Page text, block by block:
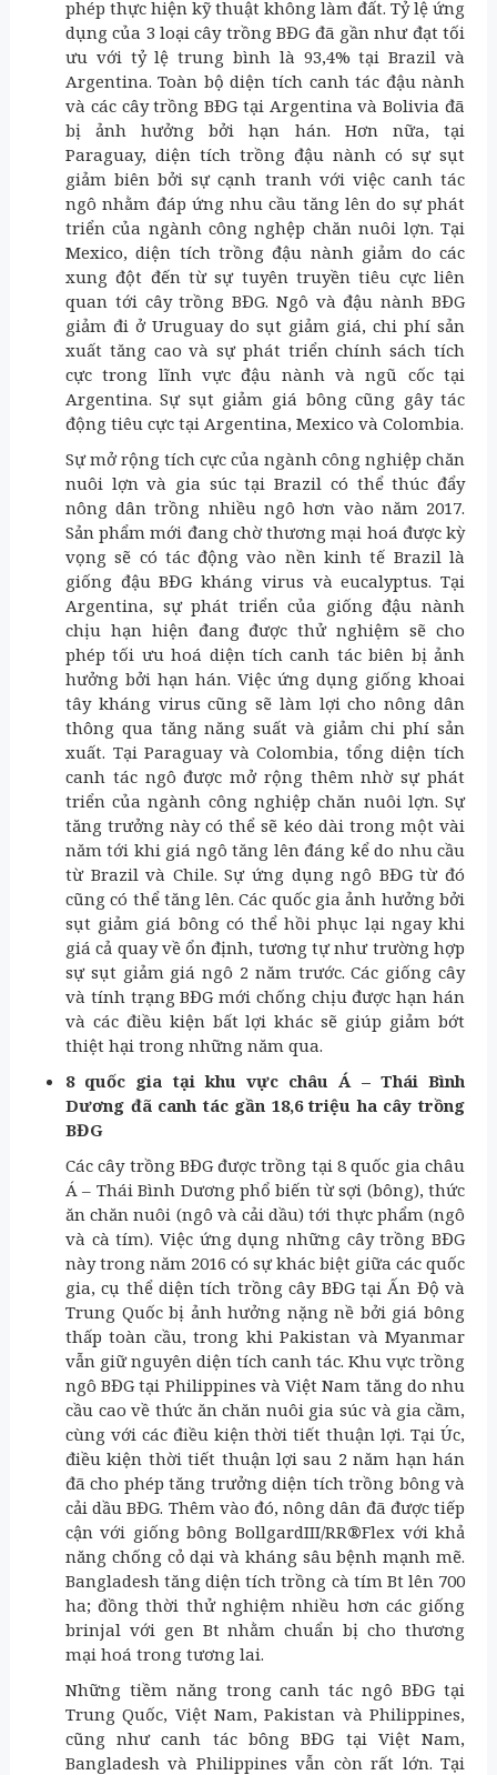
phép thực hiện kỹ thuật không làm đất. Tỷ lệ ứng
dụng của 3 loại cây trồng BĐG đã gần như đạt tối
ưu với tỷ lệ trung bình là 93,4% tại Brazil và
Argentina. Toàn bộ diện tích canh tác đậu nành
và các cây trồng BĐG tại Argentina và Bolivia đã
bị ảnh hưởng bởi hạn hán. Hơn nữa, tại
Paraguay, diện tích trồng đậu nành có sự sụt
giảm biên bởi sự cạnh tranh với việc canh tác
ngô nhằm đáp ứng nhu cầu tăng lên do sự phát
triển của ngành công nghệp chăn nuôi lợn. Tại
Mexico, diện tích trồng đậu nành giảm do các
xung đột đến từ sự tuyên truyền tiêu cực liên
quan tới cây trồng BĐG. Ngô và đậu nành BĐG
giảm đi ở Uruguay do sụt giảm giá, chi phí sản
xuất tăng cao và sự phát triển chính sách tích
cực trong lĩnh vực đậu nành và ngũ cốc tại
Argentina. Sự sụt giảm giá bông cũng gây tác
động tiêu cực tại Argentina, Mexico và Colombia.
Sự mở rộng tích cực của ngành công nghiệp chăn
nuôi lợn và gia súc tại Brazil có thể thúc đẩy
nông dân trồng nhiều ngô hơn vào năm 2017.
Sản phẩm mới đang chờ thương mại hoá được kỳ
vọng sẽ có tác động vào nền kinh tế Brazil là
giống đậu BĐG kháng virus và eucalyptus. Tại
Argentina, sự phát triển của giống đậu nành
chịu hạn hiện đang được thử nghiệm sẽ cho
phép tối ưu hoá diện tích canh tác biên bị ảnh
hưởng bởi hạn hán. Việc ứng dụng giống khoai
tây kháng virus cũng sẽ làm lợi cho nông dân
thông qua tăng năng suất và giảm chi phí sản
xuất. Tại Paraguay và Colombia, tổng diện tích
canh tác ngô được mở rộng thêm nhờ sự phát
triển của ngành công nghiệp chăn nuôi lợn. Sự
tăng trưởng này có thể sẽ kéo dài trong một vài
năm tới khi giá ngô tăng lên đáng kể do nhu cầu
từ Brazil và Chile. Sự ứng dụng ngô BĐG từ đó
cũng có thể tăng lên. Các quốc gia ảnh hưởng bởi
sụt giảm giá bông có thể hồi phục lại ngay khi
giá cả quay về ổn định, tương tự như trường hợp
sự sụt giảm giá ngô 2 năm trước. Các giống cây
và tính trạng BĐG mới chống chịu được hạn hán
và các điều kiện bất lợi khác sẽ giúp giảm bớt
thiệt hại trong những năm qua.
8 quốc gia tại khu vực châu Á – Thái Bình
Dương đã canh tác gần 18,6 triệu ha cây trồng
BĐG
Các cây trồng BĐG được trồng tại 8 quốc gia châu
Á – Thái Bình Dương phổ biến từ sợi (bông), thức
ăn chăn nuôi (ngô và cải dầu) tới thực phẩm (ngô
và cà tím). Việc ứng dụng những cây trồng BĐG
này trong năm 2016 có sự khác biệt giữa các quốc
gia, cụ thể diện tích trồng cây BĐG tại Ấn Độ và
Trung Quốc bị ảnh hưởng nặng nề bởi giá bông
thấp toàn cầu, trong khi Pakistan và Myanmar
vẫn giữ nguyên diện tích canh tác. Khu vực trồng
ngô BĐG tại Philippines và Việt Nam tăng do nhu
cầu cao về thức ăn chăn nuôi gia súc và gia cầm,
cùng với các điều kiện thời tiết thuận lợi. Tại Úc,
điều kiện thời tiết thuận lợi sau 2 năm hạn hán
đã cho phép tăng trưởng diện tích trồng bông và
cải dầu BĐG. Thêm vào đó, nông dân đã được tiếp
cận với giống bông BollgardIII/RR®Flex với khả
năng chống cỏ dại và kháng sâu bệnh mạnh mẽ.
Bangladesh tăng diện tích trồng cà tím Bt lên 700
ha; đồng thời thử nghiệm nhiều hơn các giống
brinjal với gen Bt nhằm chuẩn bị cho thương
mại hoá trong tương lai.
Những tiềm năng trong canh tác ngô BĐG tại
Trung Quốc, Việt Nam, Pakistan và Philippines,
cũng như canh tác bông BĐG tại Việt Nam,
Bangladesh và Philippines vẫn còn rất lớn. Tại